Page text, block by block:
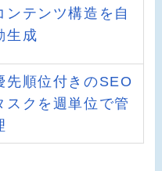
ンテンツ構造を自
生成
先順位付きのSEO
スクを週単位で管